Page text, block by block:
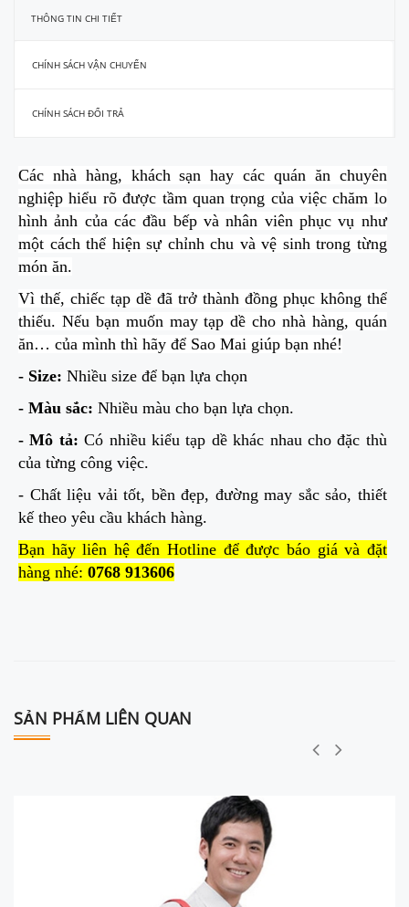
THÔNG TIN CHI TIẾT
CHÍNH SÁCH VẬN CHUYỂN
CHÍNH SÁCH ĐỔI TRẢ
Các nhà hàng, khách sạn hay các quán ăn chuyên
nghiệp hiểu rõ được tầm quan trọng của việc chăm lo
hình ảnh của các đầu bếp và nhân viên phục vụ như
một cách thể hiện sự chỉnh chu và vệ sinh trong từng
món ăn.
Vì thế, chiếc tạp dề đã trở thành đồng phục không thể
thiếu. Nếu bạn muốn may tạp dề cho nhà hàng, quán
ăn… của mình thì hãy để Sao Mai giúp bạn nhé!
- Size: Nhiều size để bạn lựa chọn
- Màu sắc: Nhiều màu cho bạn lựa chọn.
- Mô tả: Có nhiều kiểu tạp dề khác nhau cho đặc thù
của từng công việc.
- Chất liệu vải tốt, bền đẹp, đường may sắc sảo, thiết
kế theo yêu cầu khách hàng.
Bạn hãy liên hệ đến Hotline để được báo giá và đặt
hàng nhé: 0768 913606
SẢN PHẨM LIÊN QUAN